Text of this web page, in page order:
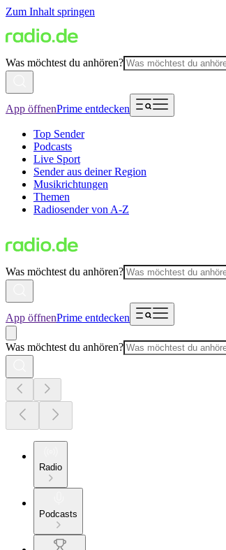
Zum Inhalt springen
Was möchtest du anhören?
App öffnenPrime entdecken
Top Sender
Podcasts
Live Sport
Sender aus deiner Region
Musikrichtungen
Themen
Radiosender von A-Z
Was möchtest du anhören?
App öffnenPrime entdecken
Was möchtest du anhören?
Radio
Podcasts